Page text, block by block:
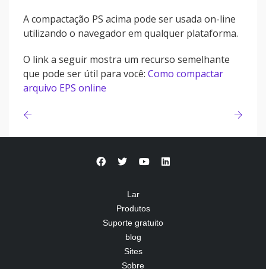
A compactação PS acima pode ser usada on-line
utilizando o navegador em qualquer plataforma.
O link a seguir mostra um recurso semelhante
que pode ser útil para você: Como compactar
arquivo EPS online
Lar
Produtos
Suporte gratuito
blog
Sites
Sobre